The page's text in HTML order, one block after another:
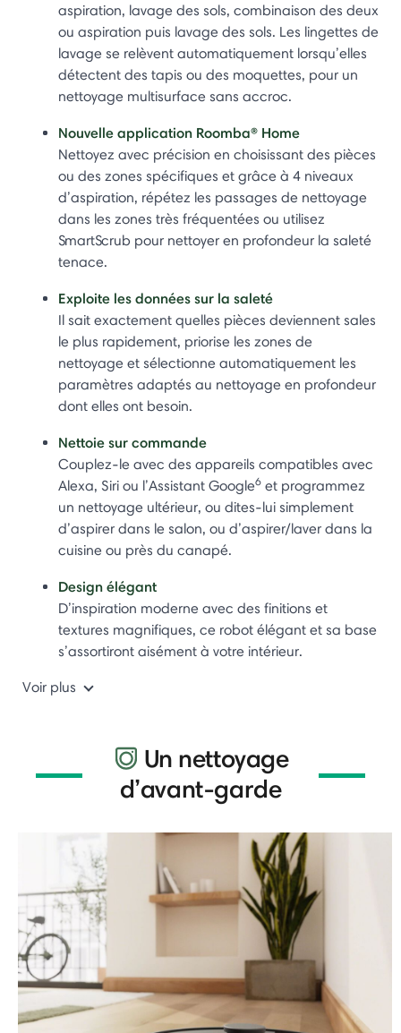
aspiration, lavage des sols, combinaison des deux
ou aspiration puis lavage des sols. Les lingettes de
lavage se relèvent automatiquement lorsqu’elles
détectent des tapis ou des moquettes, pour un
nettoyage multisurface sans accroc.
Nouvelle application Roomba® Home
Nettoyez avec précision en choisissant des pièces
ou des zones spécifiques et grâce à 4 niveaux
d’aspiration, répétez les passages de nettoyage
dans les zones très fréquentées ou utilisez
SmartScrub pour nettoyer en profondeur la saleté
tenace.
Exploite les données sur la saleté
Il sait exactement quelles pièces deviennent sales
le plus rapidement, priorise les zones de
nettoyage et sélectionne automatiquement les
paramètres adaptés au nettoyage en profondeur
dont elles ont besoin.
Nettoie sur commande
Couplez-le avec des appareils compatibles avec
Alexa, Siri ou l’Assistant Google6 et programmez
un nettoyage ultérieur, ou dites-lui simplement
d’aspirer dans le salon, ou d’aspirer/laver dans la
cuisine ou près du canapé.
Design élégant
D’inspiration moderne avec des finitions et
textures magnifiques, ce robot élégant et sa base
s’assortiront aisément à votre intérieur.
Voir plus
Un nettoyage
d’avant-garde